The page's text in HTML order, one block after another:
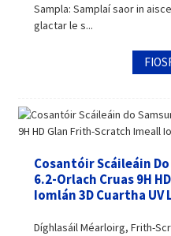
Sampla: Samplaí saor in
glactar le s...
Cosantóir Scáileáin
6.2-Orlach Cruas 9H
Iomlán 3D Cuartha UV
Díghlasáil Méarloirg, Frith-